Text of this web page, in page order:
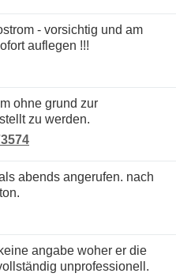
auflegen !!!
zu werden.
unprofessionell.